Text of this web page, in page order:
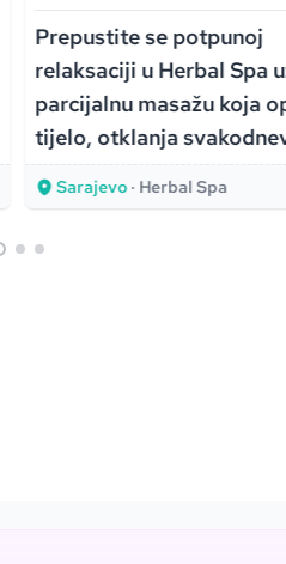
Prepustite se potpunoj
relaksaciji u Herbal Spa
parcijalnu masažu koja
tijelo, otklanja
stres, vraća energiju i
osjećaj potpune
Sarajevo· Herbal Spa